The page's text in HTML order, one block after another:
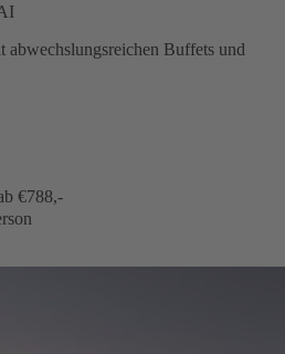
Buffets und
€788,-